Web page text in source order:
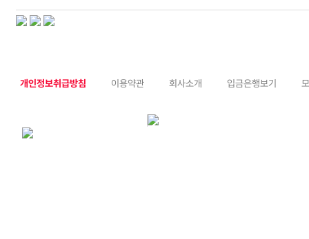
개인정보취급방침 이용약관 회사소개 입금은행보기